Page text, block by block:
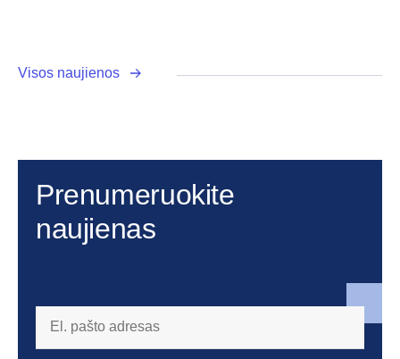
Visos naujienos
Prenumeruokite
naujienas